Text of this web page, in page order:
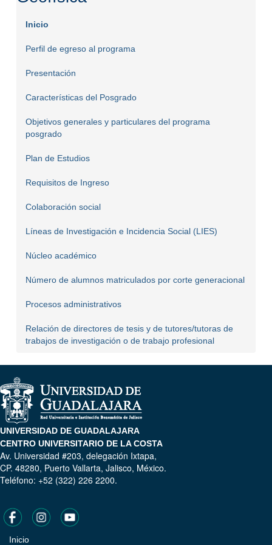
Inicio
Perfil de egreso al programa
Presentación
Características del Posgrado
Objetivos generales y particulares del programa
posgrado
Plan de Estudios
Requisitos de Ingreso
Colaboración social
Líneas de Investigación e Incidencia Social (LIES)
Núcleo académico
Número de alumnos matriculados por corte generacional
Procesos administrativos
Relación de directores de tesis y de tutores/tutoras de
trabajos de investigación o de trabajo profesional
UNIVERSIDAD DE GUADALAJARA
CENTRO UNIVERSITARIO DE LA COSTA
Av. Universidad #203, delegación Ixtapa,
CP. 48280, Puerto Vallarta, Jalisco, México.
Teléfono: +52 (322) 226 2200.
Inicio